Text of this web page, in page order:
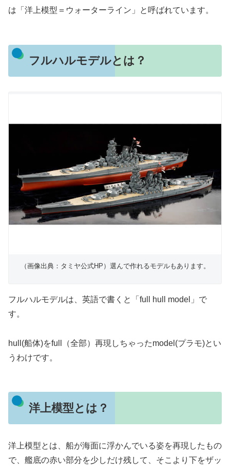
は「洋上模型＝ウォーターライン」と呼ばれています。
フルハルモデルとは？
（画像出典：タミヤ公式HP）選んで作れるモデルもあります。
フルハルモデルは、英語で書くと「full hull model」で
す。
hull(船体)をfull（全部）再現しちゃったmodel(プラモ)とい
うわけです。
洋上模型とは？
洋上模型とは、船が海面に浮かんでいる姿を再現したもの
で、艦底の赤い部分を少しだけ残して、そこより下をザッ